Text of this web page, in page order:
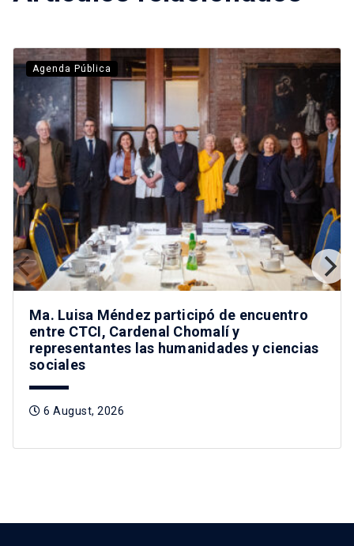
Agenda Pública
Ma. Luisa Méndez participó de encuentro
entre CTCI, Cardenal Chomalí y
representantes las humanidades y ciencias
sociales
6 August, 2026